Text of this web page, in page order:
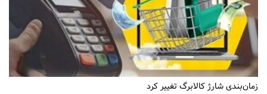
زمان‌بندی شارژ کالابرگ تغییر کرد